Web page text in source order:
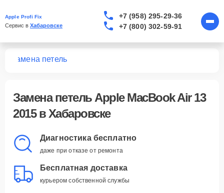
Apple Profi Fix
Сервис в Хабаровске
+7 (958) 295-29-36
+7 (800) 302-59-91
Замена петель
Замена петель Apple MacBook Air 13
2015 в Хабаровске
Диагностика бесплатно
даже при отказе от ремонта
Бесплатная доставка
курьером собственной службы